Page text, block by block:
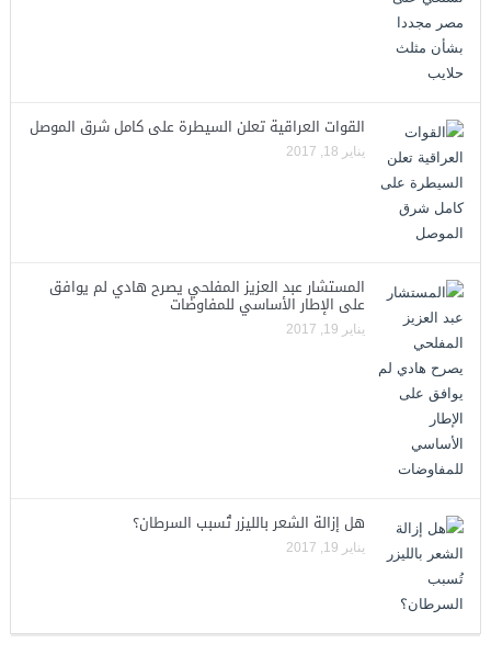
القوات العراقية تعلن السيطرة على كامل شرق الموصل
يناير 18, 2017
المستشار عبد العزيز المفلحي يصرح هادي لم يوافق
على الإطار الأساسي للمفاوضات
يناير 19, 2017
هل إزالة الشعر بالليزر تُسبب السرطان؟
يناير 19, 2017